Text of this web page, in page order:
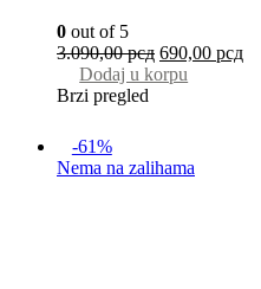
0 out of 5
3.090,00рсд 690,00 рсд
Dodaj u korpu
Brzi pregled
-61%
Nema na zalihama